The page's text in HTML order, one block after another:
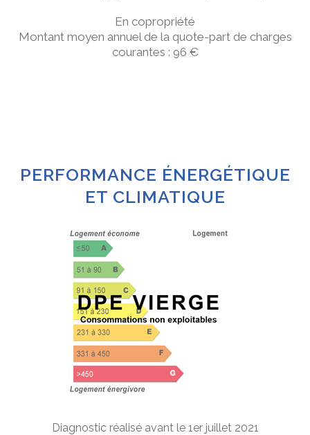
En copropriété
Montant moyen annuel de la quote-part de charges
courantes : 96 €
PERFORMANCE ÉNERGÉTIQUE
ET CLIMATIQUE
Diagnostic réalisé avant le 1er juillet 2021